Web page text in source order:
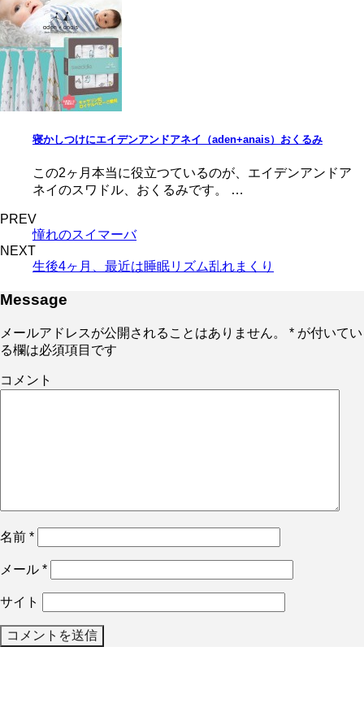
寝かしつけにエイデンアンドアネイ（aden+anais）おくるみ
この2ヶ月本当に役立つているのが、エイデンアンドア
ネイのスワドル、おくるみです。 …
PREV
憧れのスイマーバ
NEXT
生後4ヶ月、最近は睡眠リズム乱れまくり
Message
メールアドレスが公開されることはありません。 * が付いてい
る欄は必須項目です
コメント
名前 *
メール *
サイト